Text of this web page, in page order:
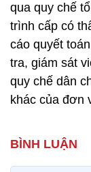
qua quy chế
trình cấp có
cáo quyết
tra, giám sát
quy chế dân
khác của đơn